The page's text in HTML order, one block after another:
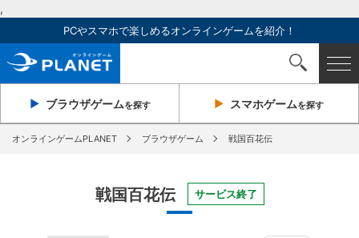
,
PCやスマホで楽しめるオンラインゲームを紹介！
ブラウザゲームを探す スマホゲームを探す
オンラインゲームPLANET ブラウザゲーム 戦国百花伝
戦国百花伝 サービス終了